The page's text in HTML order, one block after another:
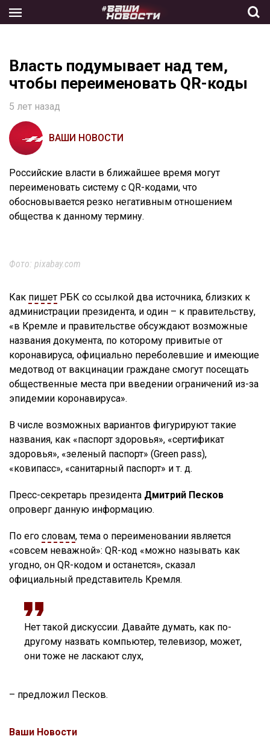
the
Власть подумывает над тем,
чтобы переименовать QR-коды
5 лет назад
ВАШИ НОВОСТИ
Российские власти в ближайшее время могут
переименовать систему с QR-кодами, что
обосновывается резко негативным отношением
общества к данному термину.
Фото: pixabay.com
Как пишет РБК со ссылкой два источника, близких к
администрации президента, и один – к правительству,
«в Кремле и правительстве обсуждают возможные
названия документа, по которому привитые от
коронавируса, официально переболевшие и имеющие
медотвод от вакцинации граждане смогут посещать
общественные места при введении ограничений из-за
эпидемии коронавируса».
В числе возможных вариантов фигурируют такие
названия, как «паспорт здоровья», «сертификат
здоровья», «зеленый паспорт» (Green pass),
«ковипасс», «санитарный паспорт» и т. д.
Пресс-секретарь президента Дмитрий Песков
опроверг данную информацию.
По его словам, тема о переименовании является
«совсем неважной»: QR-код «можно называть как
угодно, он QR-кодом и останется», сказал
официальный представитель Кремля.
Нет такой дискуссии. Давайте думать, как по-
другому назвать компьютер, телевизор, может,
они тоже не ласкают слух,
– предложил Песков.
Ваши Новости